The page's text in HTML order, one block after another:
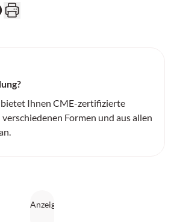
Ihnen CME-zertifizierte
Formen und aus allen